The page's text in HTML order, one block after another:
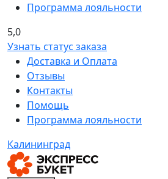
Программа лояльности
5,0
Узнать статус заказа
Доставка и Оплата
Отзывы
Контакты
Помощь
Программа лояльности
Калининград